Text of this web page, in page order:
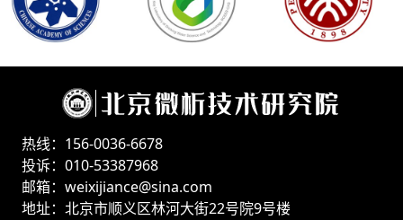
热线：156-0036-6678
投诉：010-53387968
邮箱：weixijiance@sina.com
地址：北京市顺义区林河大街22号院9号楼